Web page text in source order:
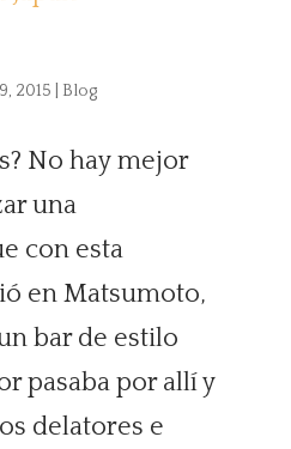
2015 Blog
No hay mejor
una
con esta
en Matsumoto,
bar de estilo
pasaba por allí y
delatores e